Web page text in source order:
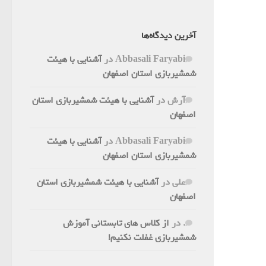
آخرین دیدگاه‌ها
Abbasali Faryabiدرآشنایی با هیئت
شمشیربازی استان اصفهان
آرشدرآشنایی با هیئت شمشیربازی استان
اصفهان
Abbasali Faryabiدرآشنایی با هیئت
شمشیربازی استان اصفهان
علیدرآشنایی با هیئت شمشیربازی استان
اصفهان
. در از کلاس های تابستانی آموزش
شمشیربازی غفلت نکنیم!